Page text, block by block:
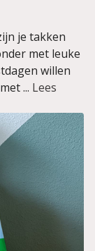
je takken
met leuke
willen
... Lees